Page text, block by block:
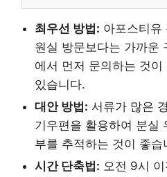
최우선 방법: 아포스티유
원실 방문보다는 가까운
에서 먼저 문의하는 것
있습니다.
대안 방법: 서류가 많은
기우편을 활용하여 분실
부를 추적하는 것이 좋습
시간 단축법: 오전 9시